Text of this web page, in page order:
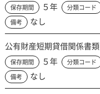
保存期間 ５年 分類コード
備考 なし
公有財産短期貸借関係書類
保存期間 ５年 分類コード
備考 なし